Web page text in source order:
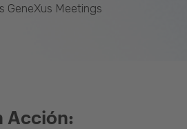
GeneXus Meetings
Acción: